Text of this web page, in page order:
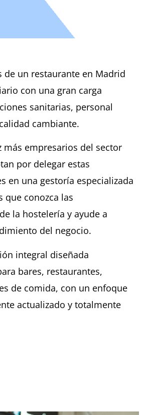
de un restaurante en Madrid
con una gran carga
sanitarias, personal
cambiante.
más empresarios del sector
por delegar estas
en una gestoría especializada
que conozca las
la hostelería y ayude a
del negocio.
integral diseñada
bares, restaurantes,
de comida, con un enfoque
actualizado y totalmente